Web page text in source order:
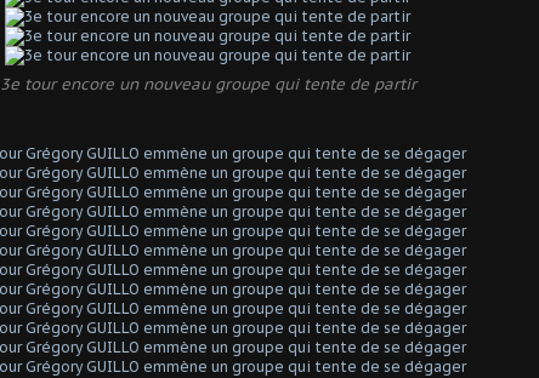
3e tour encore un nouveau groupe qui tente de partir